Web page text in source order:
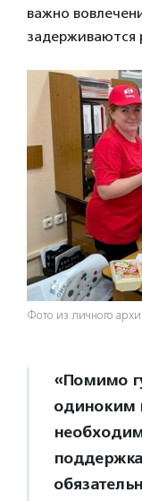
важно
задерживаются
Фото из личного
«Помимо
одиноким